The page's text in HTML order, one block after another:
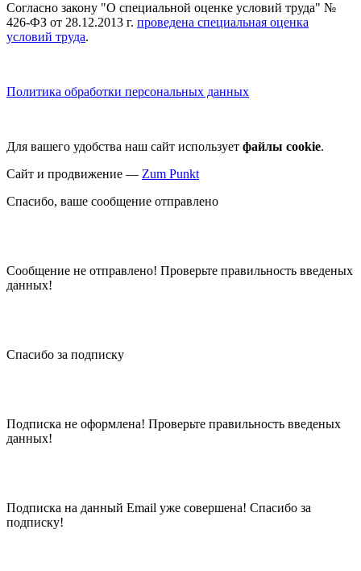
Согласно закону "О специальной оценке условий труда" №
426-ФЗ от 28.12.2013 г. проведена специальная оценка
условий труда.
Политика обработки персональных данных
Для вашего удобства наш сайт использует файлы cookie.
Сайт и продвижение — Zum Punkt
Спасибо, ваше сообщение отправлено
Сообщение не отправлено! Проверьте правильность введеных
данных!
Спасибо за подписку
Подписка не оформлена! Проверьте правильность введеных
данных!
Подписка на данный Email уже совершена! Спасибо за
подписку!